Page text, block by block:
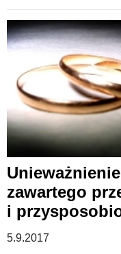
zawartego
i
5.9.2017